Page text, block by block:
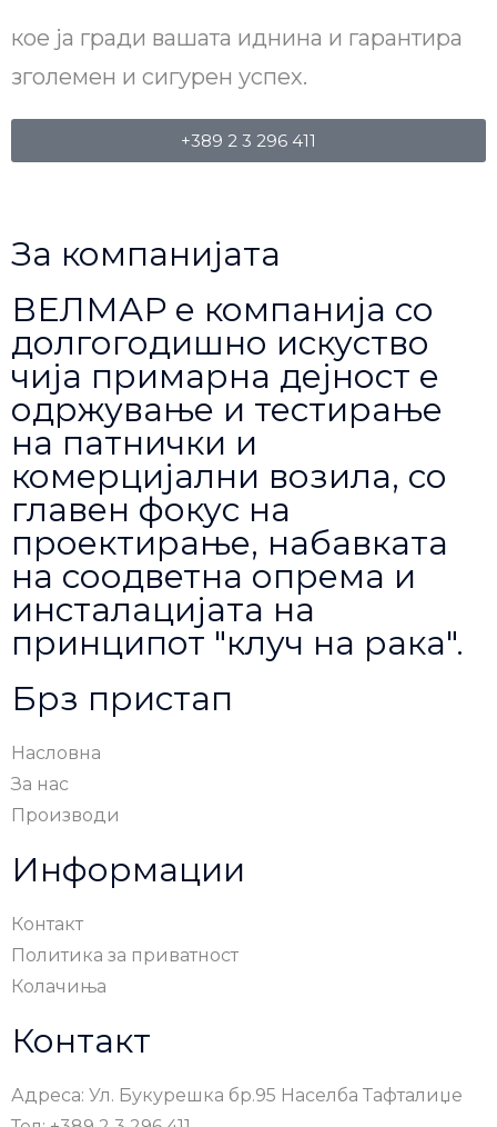
кое ја гради вашата иднина и гарантира
зголемен и сигурен успех.
+389 2 3 296 411
За компанијата
ВЕЛМАР е компанија со
долгогодишно искуство
чија примарна дејност е
одржување и тестирање
на патнички и
комерцијални возила, со
главен фокус на
проектирање, набавката
на соодветна опрема и
инсталацијата на
принципот "клуч на рака".
Брз пристап
Насловна
За нас
Производи
Информации
Контакт
Политика за приватност
Колачиња
Контакт
Адреса: Ул. Букурешка бр.95 Населба Тафталиџе